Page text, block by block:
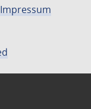
Impressum